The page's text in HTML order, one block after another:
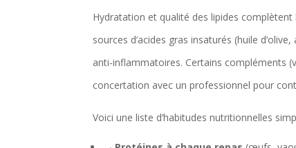
Hydratation et qualité des lipides
sources d’acides gras insaturés (huile
anti-inflammatoires. Certains compléments
concertation avec un professionnel pour
Voici une liste d’habitudes nutritionnelles